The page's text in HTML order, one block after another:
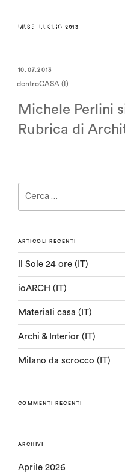
MESE:LUGLIO 2013
10.07.2013
dentroCASA (I)
Michele Perlini
Rubrica di
ARTICOLI RECENTI
Il Sole 24 ore (IT)
ioARCH (IT)
Materiali casa (IT)
Archi & Interior (IT)
Milano da scrocco (IT)
COMMENTI RECENTI
ARCHIVI
Aprile 2026